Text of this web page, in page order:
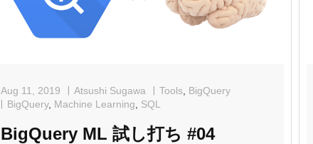
Aug 11, 2019 Atsushi Sugawa Tools BigQuery
BigQuery, Machine Learning SQL
BigQuery ML 試し打ち #04